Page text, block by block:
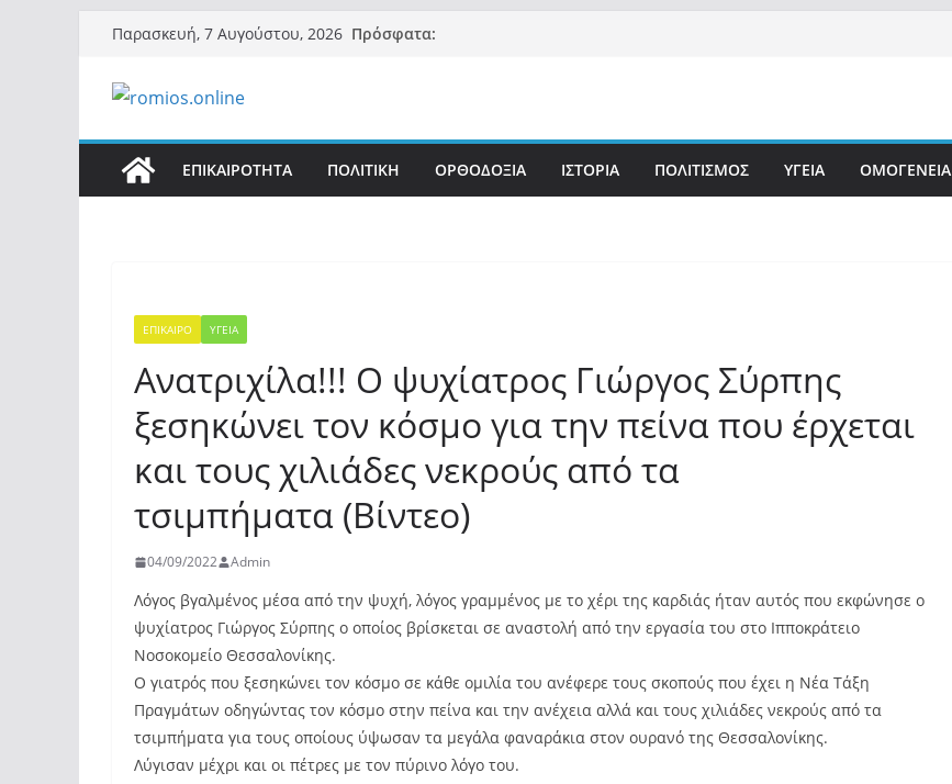
Μετάβαση
περιεχόμενο
Παρασκευή, 7 Αυγούστου, 2026 Πρόσφατα:
ΕΠΙΚΑΙΡΟΤΗΤΑ ΠΟΛΙΤΙΚΗ ΟΡΘΟΔΟΞΙΑ ΙΣΤΟΡΙΑ ΠΟΛΙΤΙΣΜΟΣ ΥΓΕΙΑ ΟΜΟΓΕΝΕΙΑ
ΕΠΙΚΑΙΡΟ ΥΓΕΙΑ
Ανατριχίλα!!! Ο ψυχίατρος Γιώργος Σύρπης
ξεσηκώνει τον κόσμο για την πείνα που έρχεται
και τους χιλιάδες νεκρούς από τα
τσιμπήματα (Βίντεο)
04/09/2022 Admin
Λόγος βγαλμένος μέσα από την ψυχή, λόγος γραμμένος με το χέρι της καρδιάς ήταν αυτός που εκφώνησε ο
ψυχίατρος Γιώργος Σύρπης ο οποίος βρίσκεται σε αναστολή από την εργασία του στο Ιπποκράτειο
Νοσοκομείο Θεσσαλονίκης.
Ο γιατρός που ξεσηκώνει τον κόσμο σε κάθε ομιλία του ανέφερε τους σκοπούς που έχει η Νέα Τάξη
Πραγμάτων οδηγώντας τον κόσμο στην πείνα και την ανέχεια αλλά και τους χιλιάδες νεκρούς από τα
τσιμπήματα για τους οποίους ύψωσαν τα μεγάλα φαναράκια στον ουρανό της Θεσσαλονίκης.
Λύγισαν μέχρι και οι πέτρες με τον πύρινο λόγο του.